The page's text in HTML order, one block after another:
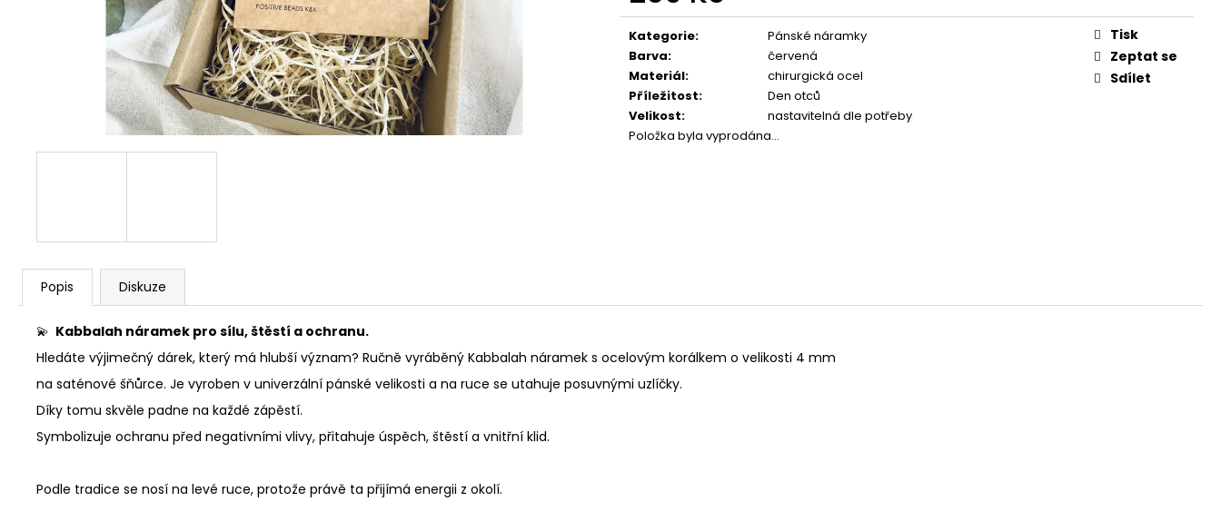
Měrná
cena:
Kategorie:
Pánské náramky
Barva:
červená
Materiál:
chirurgická ocel
Příležitost:
Den otců
Velikost:
nastavitelná dle potřeby
Položka byla vyprodána…
Tisk
Zeptat se
Sdílet
Popis Diskuze
💫 Kabbalah náramek pro sílu, štěstí a ochranu.
Hledáte výjimečný dárek, který má hlubší význam? Ručně vyráběný Kabbalah náramek s ocelovým korálkem o velikosti 4 mm
na saténové šňůrce. Je vyroben v univerzální pánské velikosti a na ruce se utahuje posuvnými uzlíčky.
Díky tomu skvěle padne na každé zápěstí.
Symbolizuje ochranu před negativními vlivy, přitahuje úspěch, štěstí a vnitřní klid.
Podle tradice se nosí na levé ruce, protože právě ta přijímá energii z okolí.
NÁRAMEK KABBALAH SE SRDÍČKEM 4 MM
99 Kč
Původně:199 Kč
PARTNERSKÉ NÁRAMKY... HEART
259 Kč
PŘÍVĚSEK NA KLÍČE